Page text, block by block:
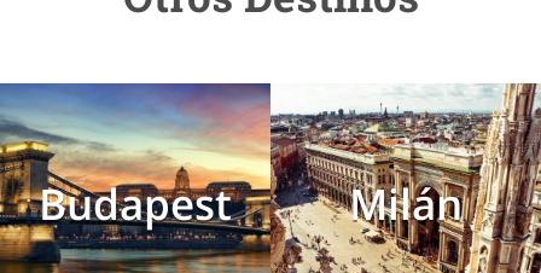
Budapest Milán